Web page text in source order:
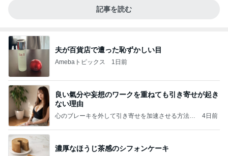
記事を読む
夫が百貨店で遭った恥ずかしい目
Amebaトピックス 1日前
良い氣分や妄想のワークを重ねても引き寄せが起き
ない理由
心のブレーキを外して引き寄せを加速させる方法：
4日前
濃厚なほうじ茶感のシフォンケーキ